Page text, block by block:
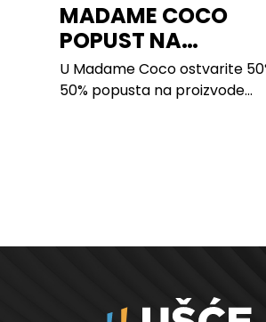
MADAME COCO
POPUST NA
PROIZVODE ZA
SPAVAĆU SOBU
U Madame Coco ostvarite
50% popusta na proizvode...